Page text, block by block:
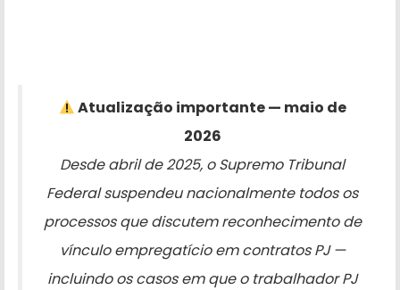
Atualização importante — maio de
2026
Desde abril de 2025, o Supremo Tribunal
Federal suspendeu nacionalmente todos os
processos que discutem reconhecimento de
vínculo empregatício em contratos PJ —
incluindo os casos em que o trabalhador PJ